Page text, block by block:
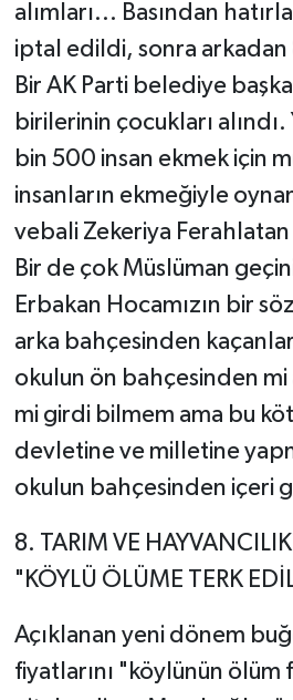
alımları... Basından
iptal edildi, sonra arkadan
Bir AK Parti belediye
birilerinin çocukları
bin 500 insan ekmek için
insanların ekmeğiyle
vebali Zekeriya
Bir de çok Müslüman
Erbakan Hocamızın bir
arka bahçesinden
okulun ön bahçesinden
mi girdi bilmem ama bu
devletine ve milletine
okulun bahçesinden içeri
​8. TARIM VE
"KÖYLÜ ÖLÜME TERK
​Açıklanan yeni dönem
fiyatlarını "köylünün ölüm